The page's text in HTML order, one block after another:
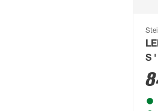
S